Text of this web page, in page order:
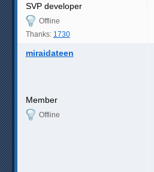
SVP developer
Offline
Thanks: 1730
miraidateen
Member
Offline